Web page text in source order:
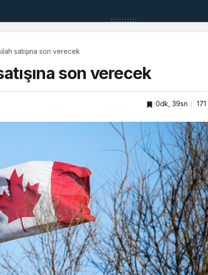
satışına son verecek
son verecek
0dk, 39sn 171
TOP20HABER
Başkan Büyükakın Ulaşım
Projelerini Yerinde İnceledi